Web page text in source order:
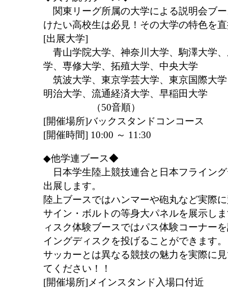
関東リーグ所属の大学による説明会ブ
けたい高校生は必見！その大学の特色を
[出展大学]
青山学院大学、神奈川大学、駒澤大学
学、専修大学、拓殖大学、中央大学
筑波大学、東京学芸大学、東京国際大
明治大学、流通経済大学、早稲田大学
（50音順）
[開催場所]バックスタンドコンコース
[開催時間] 10:00 ～ 11:30
◆他学連ブース◆
日本学生陸上競技連合と日本フライン
出展します。
陸上ブースではハンマーや砲丸など実際
サイン・ボルトの等身大パネルを展示し
ィスク体験ブースではパス体験コーナー
イングディスクを投げることができます。
サッカーとは異なる競技の魅力を実際に
てください！！
[開催場所]メインスタンド入場口付近